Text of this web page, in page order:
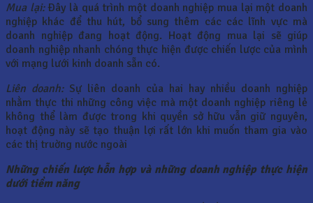
Mua lại:Ðây là quá trình một doanh nghiệp mua lại một doanh
nghiệp khác để thu hút, bổ sung thêm các các lĩnh vực mà
doanh nghiệp đang hoạt động. Hoạt động mua lại sẽ giúp
doanh nghiệp nhanh chóng thực hiện được chiến lược của mình
với mạng lưới kinh doanh sẵn có.
Liên doanh:Sự liên doanh của hai hay nhiều doanh nghiệp
nhằm thực thi những công việc mà một doanh nghiệp riêng lẻ
không thể làm được trong khi quyền sở hữu vẫn giữ nguyên,
hoạt động này sẽ tạo thuận lợi rất lớn khi muốn tham gia vào
các thị truờng nước ngoài
Những chiến lược hỗn hợp và những doanh nghiệp thực hiện
dưới tiềm năng